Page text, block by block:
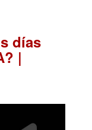
días
|